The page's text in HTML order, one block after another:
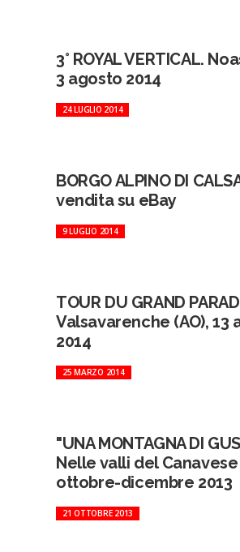
3° ROYAL VERTICAL.
3 agosto 2014
24 LUGLIO 2014
BORGO ALPINO DI
vendita su eBay
9 LUGLIO 2014
TOUR DU GRAND
Valsavarenche (AO), 13
2014
25 MARZO 2014
"UNA MONTAGNA DI
Nelle valli del
ottobre-dicembre 2013
21 OTTOBRE 2013